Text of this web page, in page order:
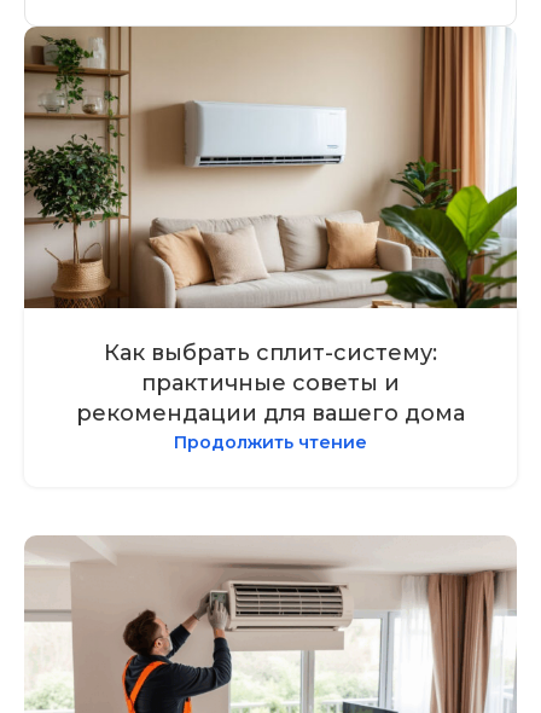
Как выбрать сплит-систему:
практичные советы и
рекомендации для вашего дома
Продолжить чтение